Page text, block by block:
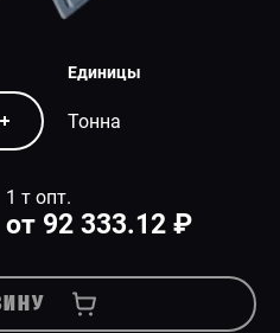
Единицы
Тонна
1 т опт.
от 92 333.12 ₽